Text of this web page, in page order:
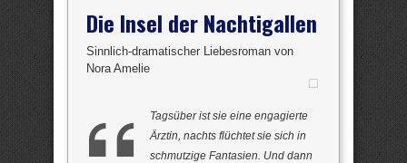
Die Insel der Nachtigallen
Sinnlich-dramatischer Liebesroman von
Nora Amelie
Tagsüber ist sie eine engagierte
Ärztin, nachts flüchtet sie sich in
schmutzige Fantasien. Und dann